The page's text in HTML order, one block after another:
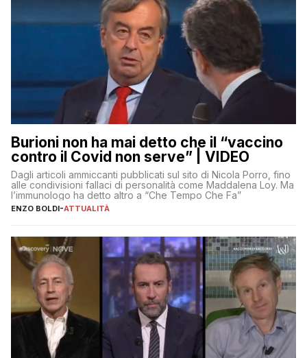
Burioni non ha mai detto che il “vaccino
contro il Covid non serve” | VIDEO
Dagli articoli ammiccanti pubblicati sul sito di Nicola Porro, fino
alle condivisioni fallaci di personalità come Maddalena Loy. Ma
l’immunologo ha detto altro a “Che Tempo Che Fa”
ENZO BOLDI-ATTUALITÀ